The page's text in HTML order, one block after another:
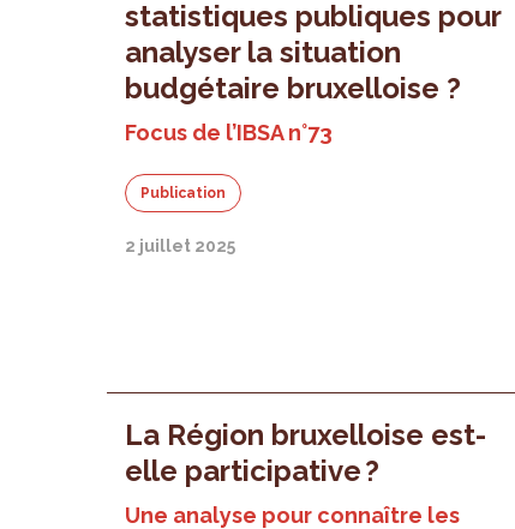
statistiques publiques pour
analyser la situation
budgétaire bruxelloise ?
Focus de l’IBSA n°73
Publication
2 juillet 2025
La Région bruxelloise est-
elle participative ?
Une analyse pour connaître les